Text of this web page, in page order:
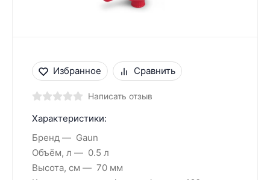
Избранное Сравнить
Написать отзыв
Характеристики:
Бренд
Gaun
Объём, л
0.5 л
Высота, см
70 мм